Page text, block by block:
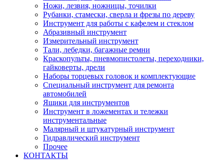
Ножи, лезвия, ножницы, точилки
Рубанки, стамески, сверла и фрезы по дереву
Инструмент для работы с кафелем и стеклом
Абразивный инструмент
Измерительный инструмент
Тали, лебедки, багажные ремни
Краскопульты, пневмопистолеты, переходники,
гайковерты, дрели
Наборы торцевых головок и комплектующие
Специальный инструмент для ремонта
автомобилей
Ящики для инструментов
Инструмент в ложементах и тележки
инструментальные
Малярный и штукатурный инструмент
Гидравлический инструмент
Прочее
КОНТАКТЫ